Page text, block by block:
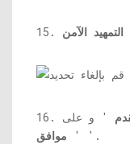
التمهيد الآمن
' و على
' موافق '.